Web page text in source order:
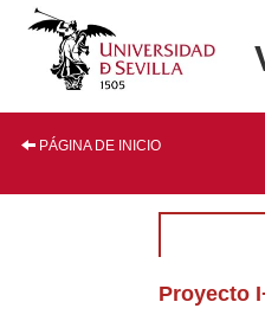
PÁGINA DE INICIO
Proyecto